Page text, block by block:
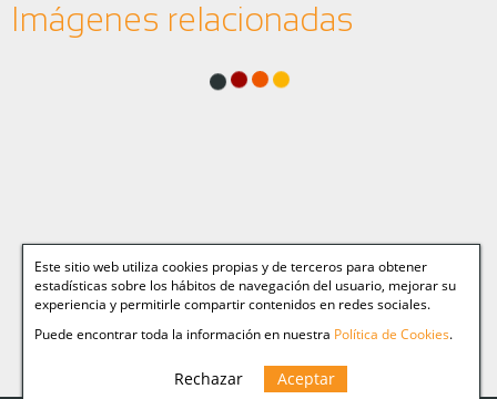
Imágenes relacionadas
Este sitio web utiliza cookies propias y de terceros para obtener
estadísticas sobre los hábitos de navegación del usuario, mejorar su
experiencia y permitirle compartir contenidos en redes sociales.
Puede encontrar toda la información en nuestra Política de Cookies.
Rechazar Aceptar